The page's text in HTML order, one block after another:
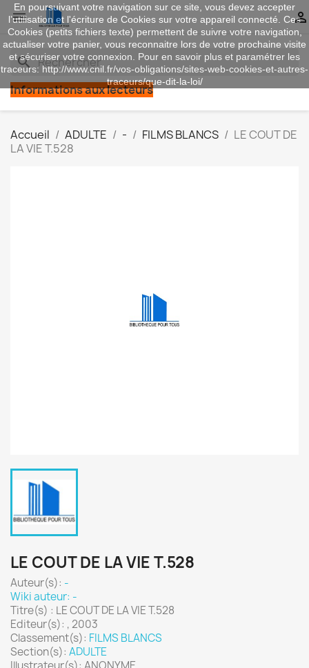
 
search
Informations aux lecteurs
Accueil ADULTE - FILMS BLANCS
LE COUT DE
LA VIE T.528
LE COUT DE LA VIE T.528
Auteur(s): -
Wiki auteur: -
Titre(s) : LE COUT DE LA VIE T.528
Editeur(s): , 2003
Classement(s): FILMS BLANCS
Section(s): ADULTE
En poursuivant votre navigation sur ce site, vous devez accepter
l’utilisation et l'écriture de Cookies sur votre appareil connecté. Ces
Cookies (petits fichiers texte) permettent de suivre votre navigation,
actualiser votre panier, vous reconnaitre lors de votre prochaine visite
et sécuriser votre connexion. Pour en savoir plus et paramétrer les
traceurs: http://www.cnil.fr/vos-obligations/sites-web-cookies-et-autres-
traceurs/que-dit-la-loi/